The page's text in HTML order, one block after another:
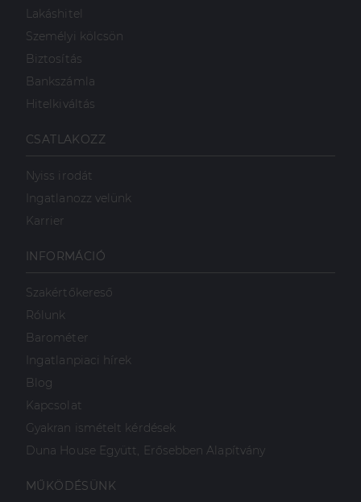
Lakáshitel
Személyi kölcsön
Biztosítás
Bankszámla
Hitelkiváltás
CSATLAKOZZ
Nyiss irodát
Ingatlanozz velünk
Karrier
INFORMÁCIÓ
Szakértőkereső
Rólunk
Barométer
Ingatlanpiaci hírek
Blog
Kapcsolat
Gyakran ismételt kérdések
Duna House Együtt, Erősebben Alapítvány
MŰKÖDÉSÜNK